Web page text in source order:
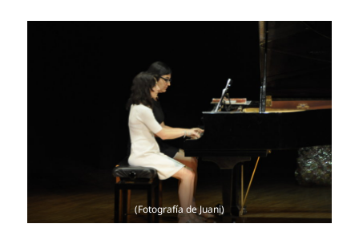
(Fotografía de Juani)